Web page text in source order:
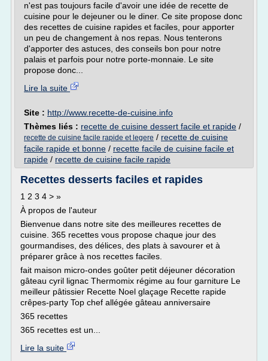
n'est pas toujours facile d'avoir une idée de recette de
cuisine pour le dejeuner ou le diner. Ce site propose donc
des recettes de cuisine rapides et faciles, pour apporter
un peu de changement à nos repas. Nous tenterons
d'apporter des astuces, des conseils bon pour notre
palais et parfois pour notre porte-monnaie. Le site
propose donc...
Lire la suite
Site : http://www.recette-de-cuisine.info
Thèmes liés : recette de cuisine dessert facile et rapide /
recette de cuisine facile rapide et legere / recette de cuisine
facile rapide et bonne / recette facile de cuisine facile et
rapide / recette de cuisine facile rapide
Recettes desserts faciles et rapides
1 2 3 4 > »
À propos de l'auteur
Bienvenue dans notre site des meilleures recettes de
cuisine. 365 recettes vous propose chaque jour des
gourmandises, des délices, des plats à savourer et à
préparer grâce à nos recettes faciles.
fait maison micro-ondes goûter petit déjeuner décoration
gâteau cyril lignac Thermomix régime au four garniture Le
meilleur pâtissier Recette Noel glaçage Recette rapide
crêpes-party Top chef allégée gâteau anniversaire
365 recettes
365 recettes est un...
Lire la suite